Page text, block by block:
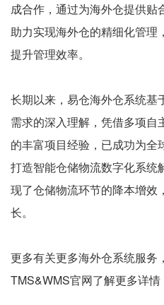
成合作，通过为海外仓提供贴
助力实现海外仓的精细化管理
提升管理效率。
长期以来，易仓海外仓系统基
需求的深入理解，凭借多项自
的丰富项目经验，已成功为全
打造智能仓储物流数字化系统
现了仓储物流环节的降本增效
长。
更多有关更多海外仓系统服务
TMS&WMS官网了解更多详情